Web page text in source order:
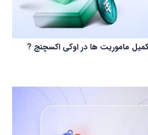
تکمیل ماموریت ها در اوکی اکسچنج ?